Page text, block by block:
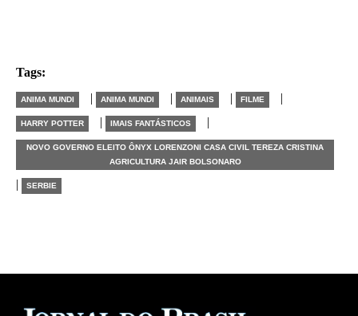
Tags:
ANIMA MUNDI | ANIMA MUNDI | ANIMAIS | FILME |
HARRY POTTER | IMAIS FANTÁSTICOS |
NOVO GOVERNO ELEITO ÔNYX LORENZONI CASA CIVIL TEREZA CRISTINA
AGRICULTURA JAIR BOLSONARO
| SERBIE